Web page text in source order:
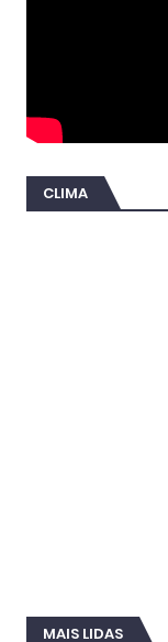
CLIMA
MAIS LIDAS